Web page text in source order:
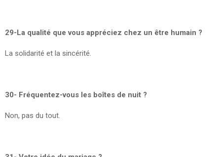
29-La qualité que vous appréciez chez un être humain ?
La solidarité et la sincérité.
30- Fréquentez-vous les boîtes de nuit ?
Non, pas du tout.